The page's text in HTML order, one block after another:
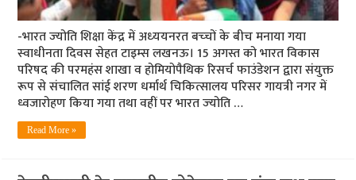
-भारत ज्‍योति शिक्षा केंद्र में अध्‍ययनरत बच्‍चों के बीच मनाया गया
स्‍वाधीनता दिवस सेहत टाइम्‍स लखनऊ। 15 अगस्त को भारत विकास
परिषद की परमहंस शाखा व होमियोपैथिक रिसर्च फाउंडेशन द्वारा संयुक्त
रूप से संचालित सांई शरण धर्मार्थ चिकित्सालय परिसर गायत्री नगर में
ध्वजारोहण किया गया तथा वहीं पर भारत ज्‍योति …
Read More »